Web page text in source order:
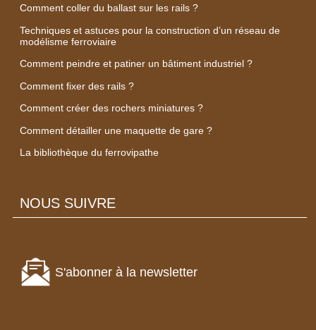
Comment coller du ballast sur les rails ?
Techniques et astuces pour la construction d’un réseau de
modélisme ferroviaire
Comment peindre et patiner un bâtiment industriel ?
Comment fixer des rails ?
Comment créer des rochers miniatures ?
Comment détailler une maquette de gare ?
La bibliothèque du ferrovipathe
NOUS SUIVRE
S'abonner à la newsletter